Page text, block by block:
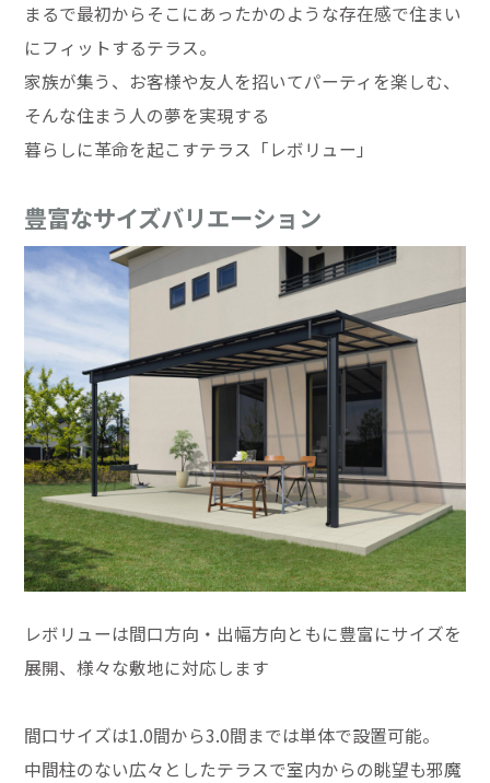
まるで最初からそこにあったかのような存在感で住まい
にフィットするテラス。
家族が集う、お客様や友人を招いてパーティを楽しむ、
そんな住まう人の夢を実現する
暮らしに革命を起こすテラス「レボリュー」
豊富なサイズバリエーション
レボリューは間口方向・出幅方向ともに豊富にサイズを
展開、様々な敷地に対応します
間口サイズは1.0間から3.0間までは単体で設置可能。
中間柱のない広々としたテラスで室内からの眺望も邪魔